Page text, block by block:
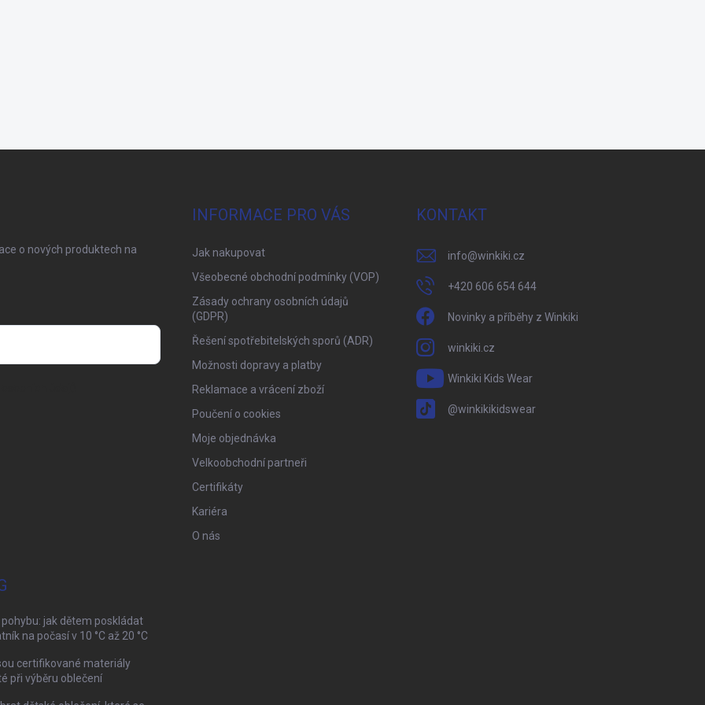
o nových produktech na
INFORMACE PRO VÁS
Jak nakupovat
Všeobecné obchodní podmínky (VOP)
Zásady ochrany osobních údajů
(GDPR)
Řešení spotřebitelských sporů (ADR)
Možnosti dopravy a platby
Reklamace a vrácení zboží
Poučení o cookies
Moje objednávka
Velkoobchodní partneři
Certifikáty
Kariéra
O nás
KONTAKT
info@winkiki.cz
+420 606 654 644
Novinky a příběhy z Winkiki
winkiki.cz
Winkiki Kids Wear
@winkikikidswear
jak dětem poskládat
na počasí v 10 °C až 20 °C
certifikované materiály
při výběru oblečení